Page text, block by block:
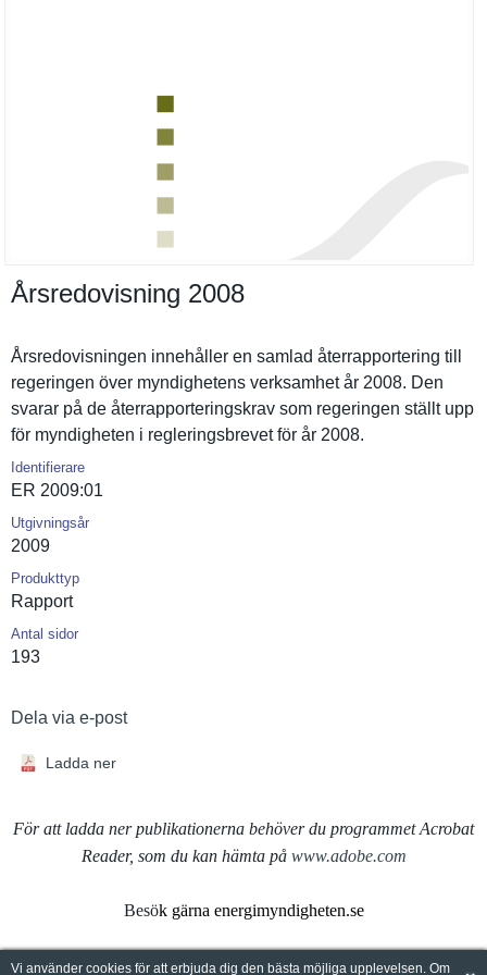
Årsredovisning 2008
Årsredovis­ningen innehåller en samlad återrappor­tering till
regeringen över myndighete­ns verksamhet år 2008. Den
svarar på de återrappor­teringskra­v som regeringen ställt upp
för myndighete­n i reglerings­brevet för år 2008.
Identifierare
ER 2009:01
Utgivningsår
2009
Produkttyp
Rapport
Antal sidor
193
Dela via e-post
Ladda ner
För att ladda ner publikationerna behöver du programmet Acrobat
Reader, som du kan hämta på www.adobe.com
Besök gärna energimyndigheten.se
Vi använder cookies för att erbjuda dig den bästa möjliga upplevelsen. Om